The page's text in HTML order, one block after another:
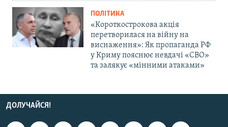
ПОЛІТИКА
«Короткострокова акція
перетворилася на війну на
виснаження»: Як пропаганда РФ
у Криму пояснює невдачі «СВО»
та залякує «мінними атаками»
ДОЛУЧАЙСЯ!